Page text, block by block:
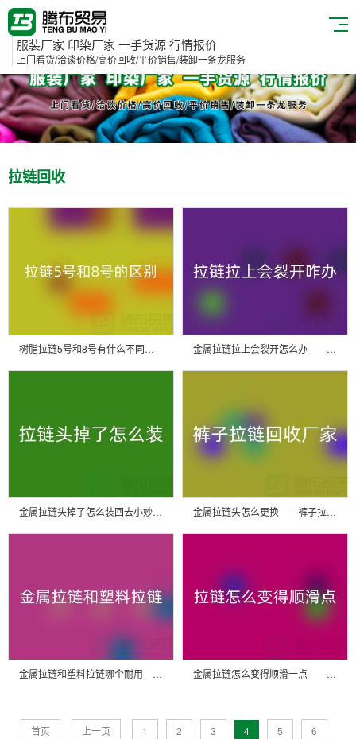
服装厂家 印染厂家 一手货源 行情报价
上门看货/洽谈价格/高价回收/平价销售/装卸一条龙服务
拉链回收
树脂拉链5号和8号有什么不同——隐形拉链回收厂家 金属拉链拉上会裂开怎么办——树脂拉链回收厂家
金属拉链头掉了怎么装回去小妙招——裤子拉链回收厂家 金属拉链头怎么更换——裤子拉链回收厂家
金属拉链和塑料拉链哪个耐用——库存拉链回收厂家 金属拉链怎么变得顺滑一点——尼龙拉链生产厂家
首页 上一页 1 2 3 4 5
6